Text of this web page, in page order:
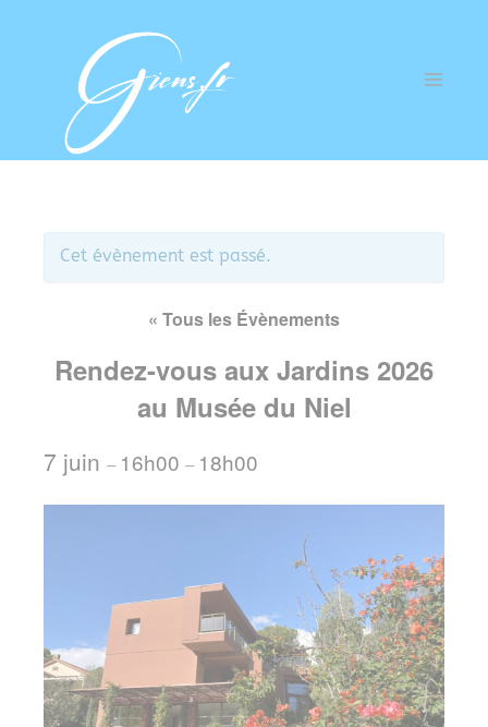
Cet évènement est passé.
« Tous les Évènements
Rendez-vous aux Jardins 2026
au Musée du Niel
7 juin – 16h00 – 18h00